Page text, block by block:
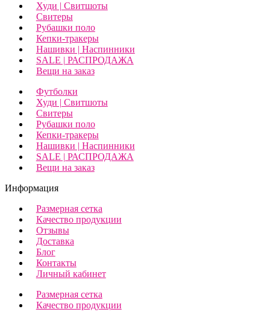
Худи | Свитшоты
Свитеры
Рубашки поло
Кепки-тракеры
Нашивки | Наспинники
SALE | РАСПРОДАЖА
Вещи на заказ
Футболки
Худи | Свитшоты
Свитеры
Рубашки поло
Кепки-тракеры
Нашивки | Наспинники
SALE | РАСПРОДАЖА
Вещи на заказ
Информация
Размерная сетка
Качество продукции
Отзывы
Доставка
Блог
Контакты
Личный кабинет
Размерная сетка
Качество продукции